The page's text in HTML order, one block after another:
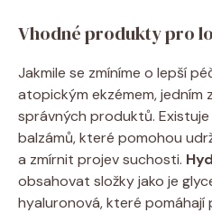
Vhodné ⁢produkty pro
Jakmile se ⁤zmíníme o lepší
atopickým ekzémem,
správných⁢ produktů.
balzámů, které pomohou​
a ‍zmírnit⁤ projev suchosti.
obsahovat složky‌ jako⁣ je‍
hyaluronová, které